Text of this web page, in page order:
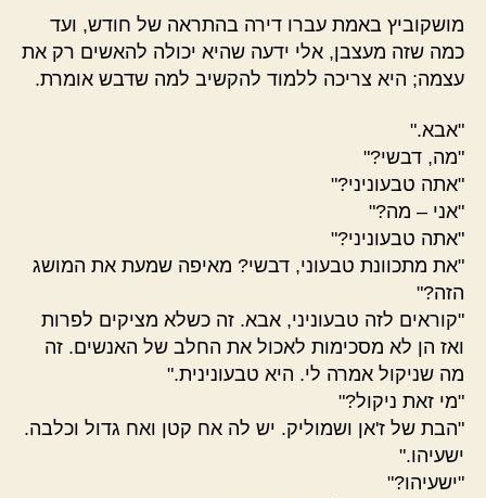
מושקוביץ באמת עברו דירה בהתראה של חודש, ועד
כמה שזה מעצבן, אלי ידעה שהיא יכולה להאשים רק את
עצמה; היא צריכה ללמוד להקשיב למה שדבש אומרת.
"אבא."
"מה, דבשי?"
"אתה טבעוניני?"
"אני – מה?"
"אתה טבעוניני?"
"את מתכוונת טבעוני, דבשי? מאיפה שמעת את המושג
הזה?"
"קוראים לזה טבעוניני, אבא. זה כשלא מציקים לפרות
ואז הן לא מסכימות לאכול את החלב של האנשים. זה
מה שניקול אמרה לי. היא טבעונינית."
"מי זאת ניקול?"
"הבת של ז'אן ושמוליק. יש לה אח קטן ואח גדול וכלבה.
ישעיהו."
"ישעיהו?"